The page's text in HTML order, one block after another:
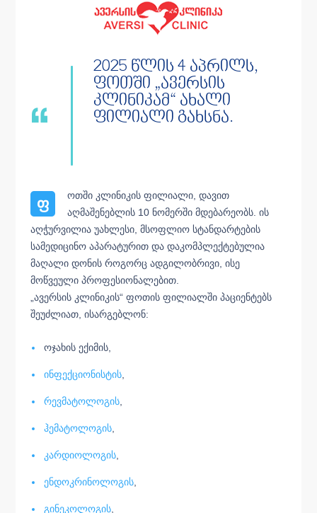
2025 წლის 4 აპრილს,
ფოთში „ავერსის
კლინიკამ“ ახალი
ფილიალი გახსნა.
ფ
ოთში კლინიკის ფილიალი, დავით
აღმაშენებლის 10 ნომერში მდებარეობს. ის
აღჭურვილია უახლესი, მსოფლიო სტანდარტების
სამედიცინო აპარატურით და დაკომპლექტებულია
მაღალი დონის როგორც ადგილობრივი, ისე
მოწვეული პროფესიონალებით.
„ავერსის კლინიკის“ ფოთის ფილიალში პაციენტებს
შეუძლიათ, ისარგებლონ:
ოჯახის ექიმის,
ინფექციონისტის,
რევმატოლოგის,
ჰემატოლოგის,
კარდიოლოგის,
ენდოკრინოლოგის,
გინეკოლოგის,